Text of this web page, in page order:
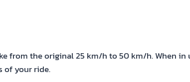
from the original 25 km/h to 50 km/h. When
of your ride.